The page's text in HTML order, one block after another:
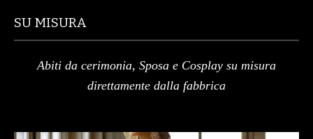
SU MISURA
Abiti da cerimonia, Sposa e Cosplay su misura
direttamente dalla fabbrica